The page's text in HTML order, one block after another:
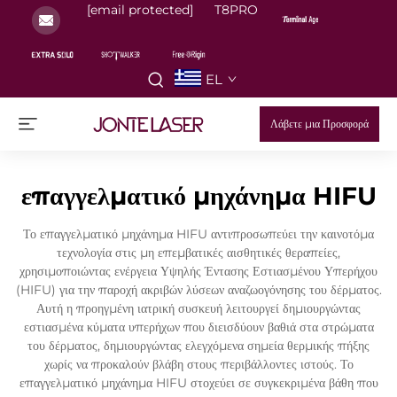
[email protected] T8PRO
EL
Λάβετε μια Προσφορά
επαγγελματικό μηχάνημα HIFU
Το επαγγελματικό μηχάνημα HIFU αντιπροσωπεύει την καινοτόμα
τεχνολογία στις μη επεμβατικές αισθητικές θεραπείες,
χρησιμοποιώντας ενέργεια Υψηλής Έντασης Εστιασμένου Υπερήχου
(HIFU) για την παροχή ακριβών λύσεων αναζωογόνησης του δέρματος.
Αυτή η προηγμένη ιατρική συσκευή λειτουργεί δημιουργώντας
εστιασμένα κύματα υπερήχων που διεισδύουν βαθιά στα στρώματα
του δέρματος, δημιουργώντας ελεγχόμενα σημεία θερμικής πήξης
χωρίς να προκαλούν βλάβη στους περιβάλλοντες ιστούς. Το
επαγγελματικό μηχάνημα HIFU στοχεύει σε συγκεκριμένα βάθη που